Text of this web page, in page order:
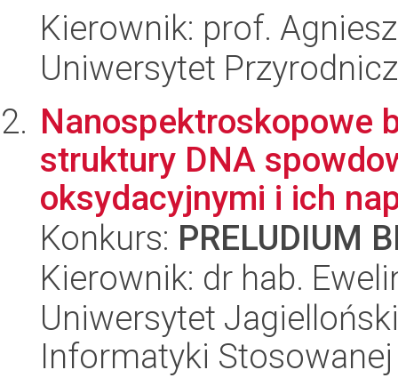
Kierownik: prof.
Uniwersytet
Nanospektroskopowe
struktury DNA
oksydacyjnymi i ich
Konkurs: PRELUDIUM
Kierownik: dr hab.
Uniwersytet
Informatyki Stosowanej